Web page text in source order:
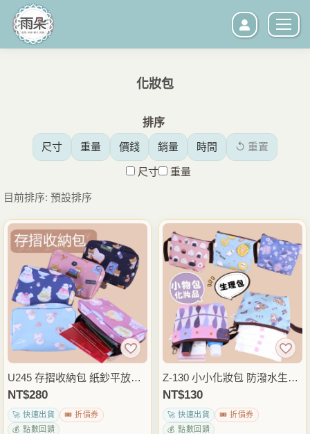
化妝包
排序
尺寸 重量 價錢 銷量 時間
↺ 重置
尺寸
重量
目前排序: 預設排序
U245 存摺收納包 紙鈔平放證
件包 印章收納包 多層分隔拉
鍊包 銀行存摺現金整理包 雨
朵防水包
NT$280
🚀 快速出貨
🎟️ 折價券
💰 點數回饋
Z-130 小小化妝包 防潑水生理
包 衛生棉收納包 小物收納包
隨身迷你包 雨朵防水包
NT$130
🚀 快速出貨
🎟️ 折價券
💰 點數回饋